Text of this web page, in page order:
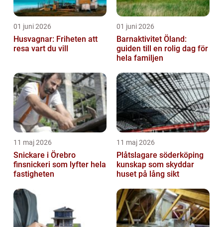
01 juni 2026
Husvagnar: Friheten att
resa vart du vill
01 juni 2026
Barnaktivitet Öland:
guiden till en rolig dag för
hela familjen
11 maj 2026
Snickare i Örebro
finsnickeri som lyfter hela
fastigheten
11 maj 2026
Plåtslagare söderköping
kunskap som skyddar
huset på lång sikt